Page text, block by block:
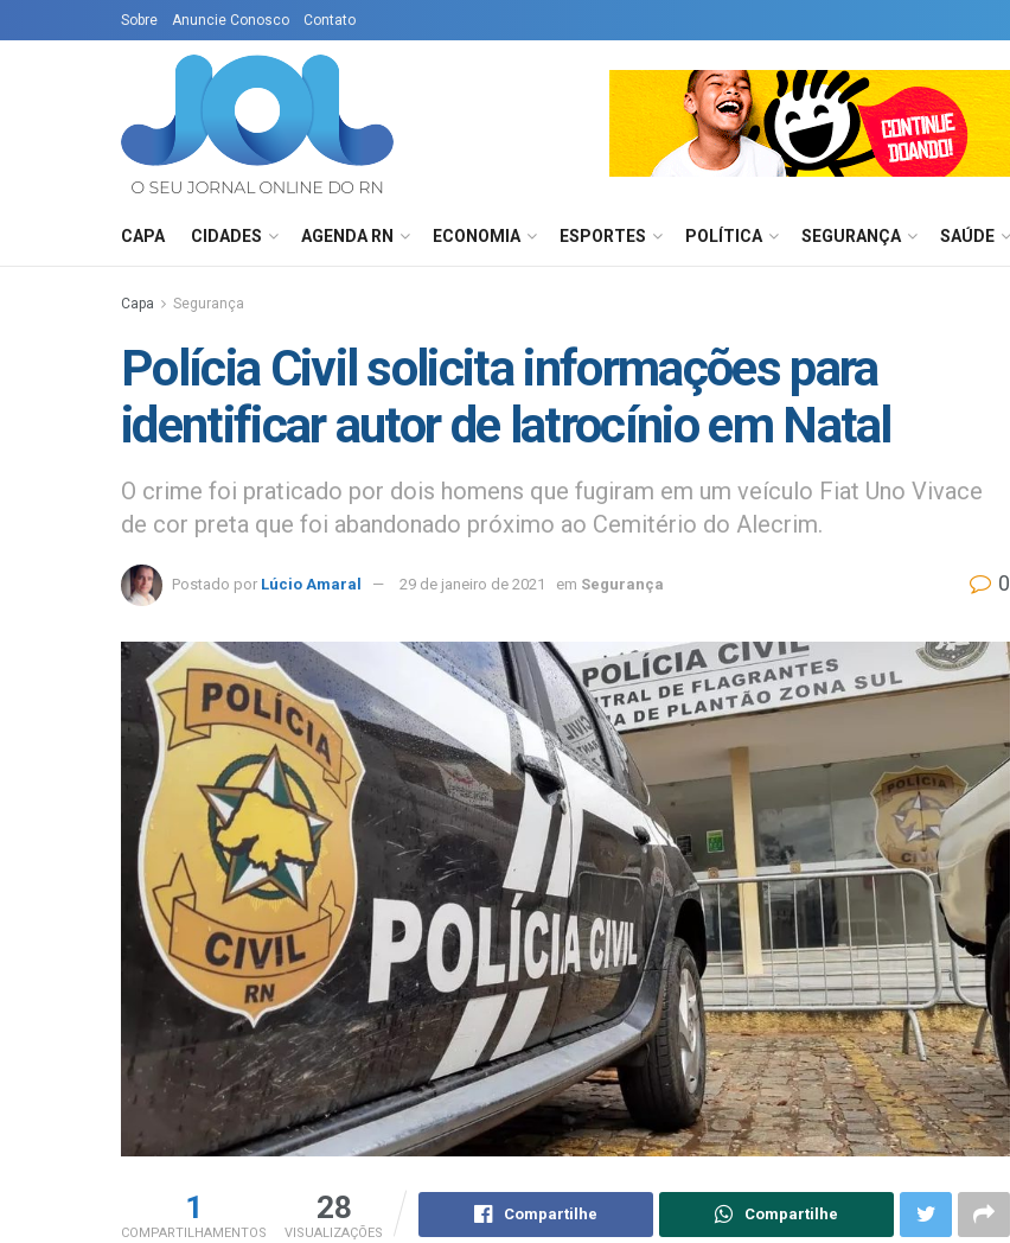
Sobre Anuncie Conosco Contato
CAPA CIDADES AGENDA RN ECONOMIA ESPORTES POLÍTICA SEGURANÇA SAÚDE
Capa Segurança
Polícia Civil solicita informações para
identificar autor de latrocínio em Natal
O crime foi praticado por dois homens que fugiram em um veículo Fiat Uno Vivace
de cor preta que foi abandonado próximo ao Cemitério do Alecrim.
Postado por Lúcio Amaral 29 de janeiro de 2021 em Segurança 0
1
COMPARTILHAMENTOS
28
VISUALIZAÇÕES
Compartilhe Compartilhe